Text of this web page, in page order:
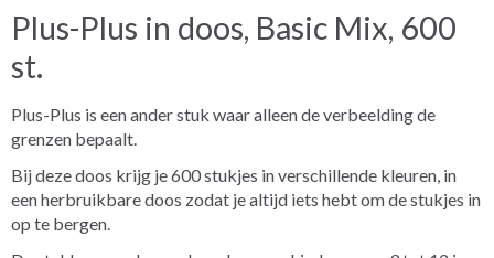
Plus-Plus in doos, Basic Mix, 600
st.
Plus-Plus is een ander stuk waar alleen de verbeelding de
grenzen bepaalt.
Bij deze doos krijg je 600 stukjes in verschillende kleuren, in
een herbruikbare doos zodat je altijd iets hebt om de stukjes in
op te bergen.